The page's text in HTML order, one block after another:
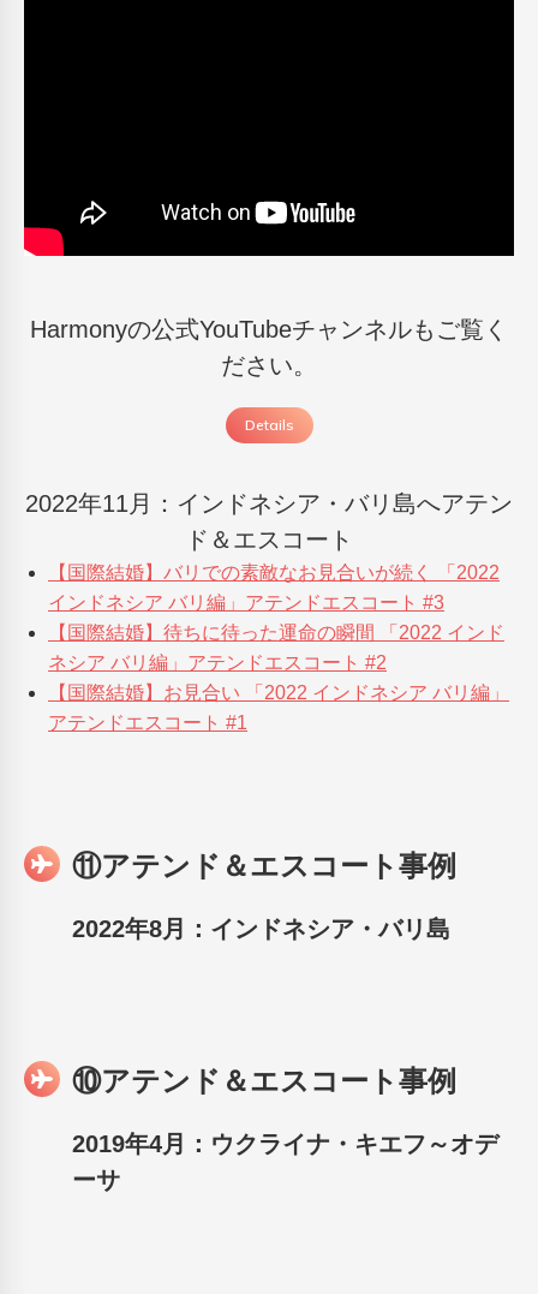
Harmonyの公式YouTubeチャンネルもご覧く
ださい。
Details
2022年11月：インドネシア・バリ島へアテン
ド＆エスコート
【国際結婚】バリでの素敵なお見合いが続く 「2022
インドネシア バリ編」アテンドエスコート #3
【国際結婚】待ちに待った運命の瞬間 「2022 インド
ネシア バリ編」アテンドエスコート #2
【国際結婚】お見合い 「2022 インドネシア バリ編」
アテンドエスコート #1
⑪アテンド＆エスコート事例
2022年8月：インドネシア・バリ島
⑩アテンド＆エスコート事例
2019年4月：ウクライナ・キエフ～オデ
ーサ